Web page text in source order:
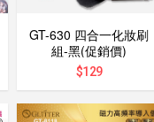
GT-630 四合一化妝刷
組-黑(促銷價)
$129